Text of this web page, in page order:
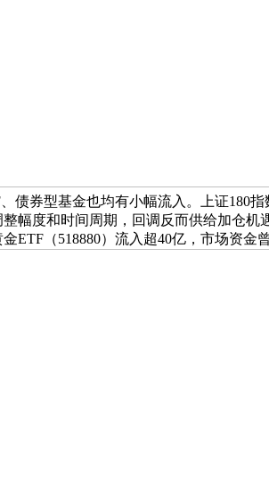
债券型基金也均有小幅流入。上证180
幅度和时间周期，回调反而供给加仓
ETF（518880）流入超40亿，市场资